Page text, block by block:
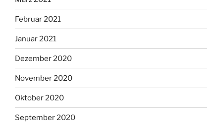
Februar 2021
Januar 2021
Dezember 2020
November 2020
Oktober 2020
September 2020